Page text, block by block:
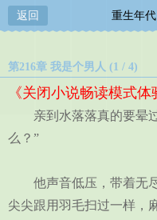
返回 重生年
第216章 我是个男人 (1 / 4)
《关闭小说畅读模式体
亲到水落落真的要晕过
么？”
他声音低压，带着无尽
尖尖跟用羽毛扫过一样，